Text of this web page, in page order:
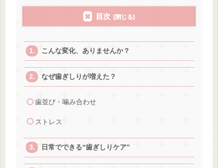
目次
こんな変化、ありませんか？
なぜ歯ぎしりが増えた？
歯並び・噛み合わせ
ストレス
日常でできる“歯ぎしりケア”